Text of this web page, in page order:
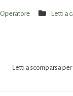
Operatore Letti a
Letti a scomparsa